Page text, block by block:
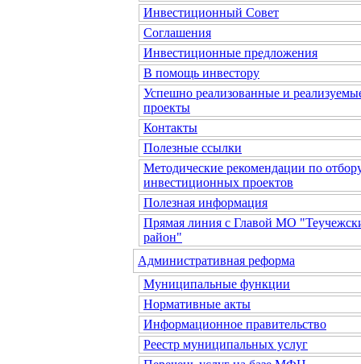
Инвестиционный Совет
Соглашения
Инвестиционные предложения
В помощь инвестору
Успешно реализованные и
проекты
Контакты
Полезные ссылки
Методические рекомендации по
инвестиционных проектов
Полезная информация
Прямая линия с Главой МО
район"
Административная реформа
Муниципальные функции
Нормативные акты
Информационное правительство
Реестр муниципальных услуг